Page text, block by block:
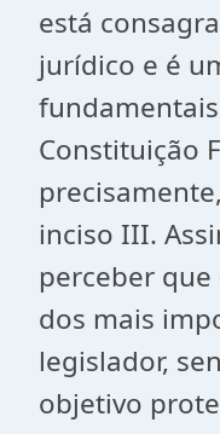
está
jurídico e é
Constituição
inciso III.
perceber
dos mais
legislador,
objetivo